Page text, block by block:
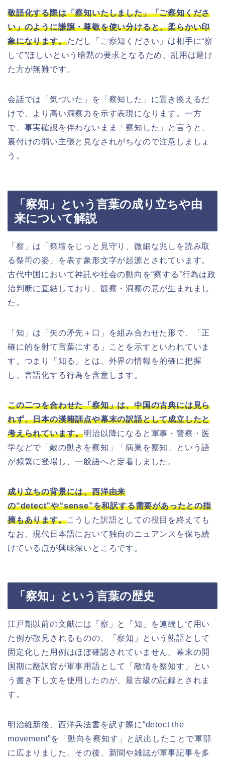
敬語化する際は「察知いたしました」「ご察知くださ
い」のように謙譲・尊敬を使い分けると、柔らかい印
象になります。ただし「ご察知ください」は相手に“察
して”ほしいという暗黙の要求となるため、乱用は避け
た方が無難です。
会話では「気づいた」を「察知した」に置き換えるだ
けで、より高い洞察力を示す表現になります。一方
で、事実確認を伴わないまま「察知した」と言うと、
裏付けの弱い主張と見なされがちなので注意しましょ
う。
「察知」という言葉の成り立ちや由
来について解説
「察」は「祭壇をじっと見守り、微細な兆しを読み取
る祭司の姿」を表す象形文字が起源とされています。
古代中国において神託や社会の動向を“察する”行為は政
治判断に直結しており、観察・洞察の意が生まれまし
た。
「知」は「矢の矛先＋口」を組み合わせた形で、「正
確に的を射て言葉にする」ことを示すといわれていま
す。つまり「知る」とは、外界の情報を的確に把握
し、言語化する行為を含意します。
この二つを合わせた「察知」は、中国の古典には見ら
れず、日本の漢籍訓点や幕末の訳語として成立したと
考えられています。明治以降になると軍事・警察・医
学などで「敵の動きを察知」「病巣を察知」という語
が頻繁に登場し、一般語へと定着しました。
成り立ちの背景には、西洋由来
の“detect”や“sense”を和訳する需要があったとの指
摘もあります。こうした訳語としての役目を終えても
なお、現代日本語において独自のニュアンスを保ち続
けている点が興味深いところです。
「察知」という言葉の歴史
江戸期以前の文献には「察」と「知」を連続して用い
た例が散見されるものの、「察知」という熟語として
固定化した用例はほぼ確認されていません。幕末の開
国期に翻訳官が軍事用語として「敵情を察知す」とい
う書き下し文を使用したのが、最古級の記録とされま
す。
明治維新後、西洋兵法書を訳す際に“detect the
movement”を「動向を察知す」と訳出したことで軍部
に広まりました。その後、新聞や雑誌が軍事記事を多